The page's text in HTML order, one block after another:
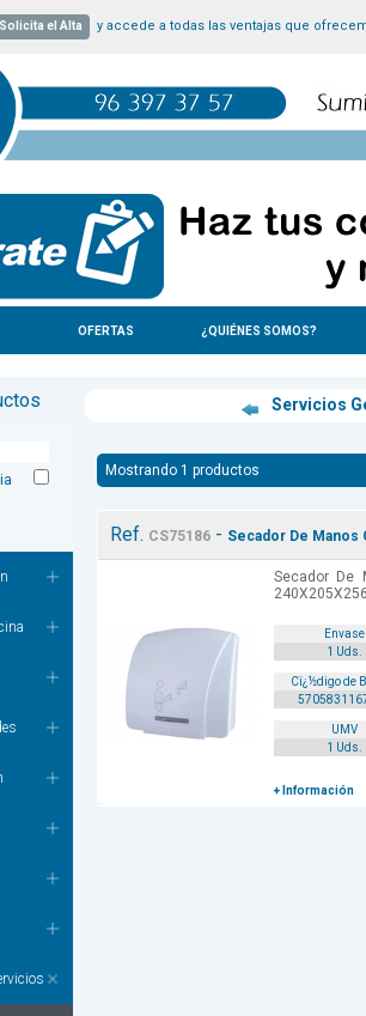
Solicita el Alta y accede a todas las ventajas que
OFERTAS ¿QUIÉNES SOMOS?
Servicios
Mostrando 1 productos
Ref. CS75186- Secador De Manos
Secador De
Envase
1 Uds.
Cï¿½digo de
UMV
1 Uds.
+ Información